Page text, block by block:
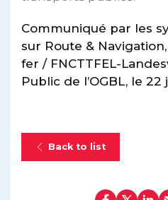
Communiqué par les
sur Route &
fer / FNCTTFEL-
Public de l’OGBL, le
Back to list